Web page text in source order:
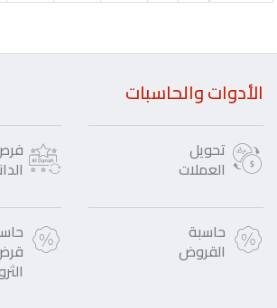
الأدوات والحاسبات
تحويل
العملات
حاسبة
القروض